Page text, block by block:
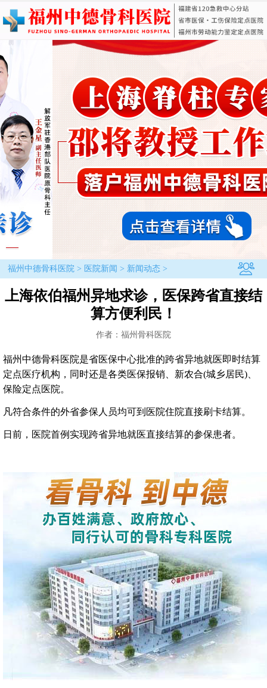
福州中德骨科医院> 医院新闻 > 新闻动态>
上海依伯福州异地求诊，医保跨省直接结
算方便利民！
作者：福州骨科医院
福州中德骨科医院是省医保中心批准的跨省异地就医即时结算
定点医疗机构，同时还是各类医保报销、新农合(城乡居民)、
保险定点医院。
凡符合条件的外省参保人员均可到医院住院直接刷卡结算。
日前，医院首例实现跨省异地就医直接结算的参保患者。